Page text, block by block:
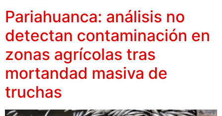
Pariahuanca: análisis no
detectan contaminación en
zonas agrícolas tras
mortandad masiva de
truchas